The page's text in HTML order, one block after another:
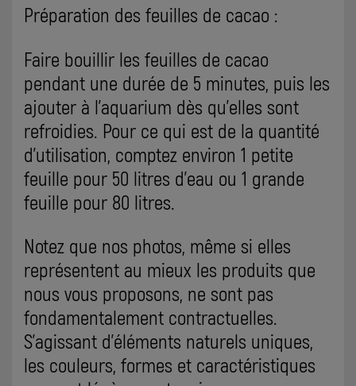
Préparation des feuilles de cacao :
Faire bouillir les feuilles de cacao
pendant une durée de 5 minutes, puis les
ajouter à l’aquarium dès qu’elles sont
refroidies. Pour ce qui est de la quantité
d’utilisation, comptez environ 1 petite
feuille pour 50 litres d’eau ou 1 grande
feuille pour 80 litres.
Notez que nos photos, même si elles
représentent au mieux les produits que
nous vous proposons, ne sont pas
fondamentalement contractuelles.
S’agissant d’éléments naturels uniques,
les couleurs, formes et caractéristiques